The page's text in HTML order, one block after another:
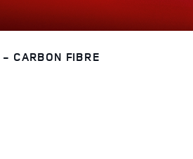
- CARBON FIBRE